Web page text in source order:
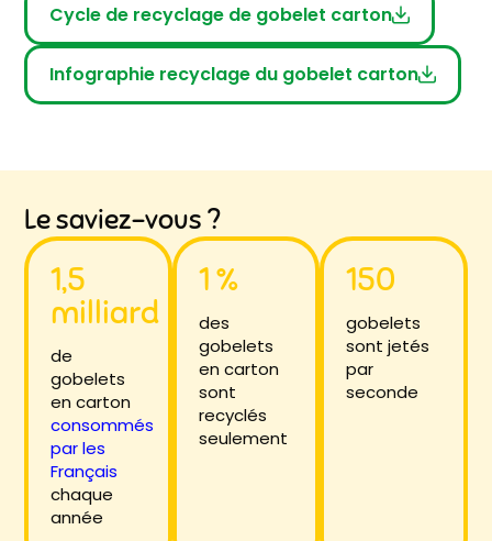
Cycle de recyclage de gobelet carton
Infographie recyclage du gobelet carton
Le saviez-vous ?
1,5
milliard
de
gobelets
en carton
consommés
par les
Français
chaque
année
1 %
des
gobelets
en carton
sont
recyclés
seulement
150
gobelets
sont jetés
par
seconde